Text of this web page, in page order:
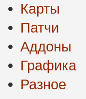
Карты
Патчи
Аддоны
Графика
Разное